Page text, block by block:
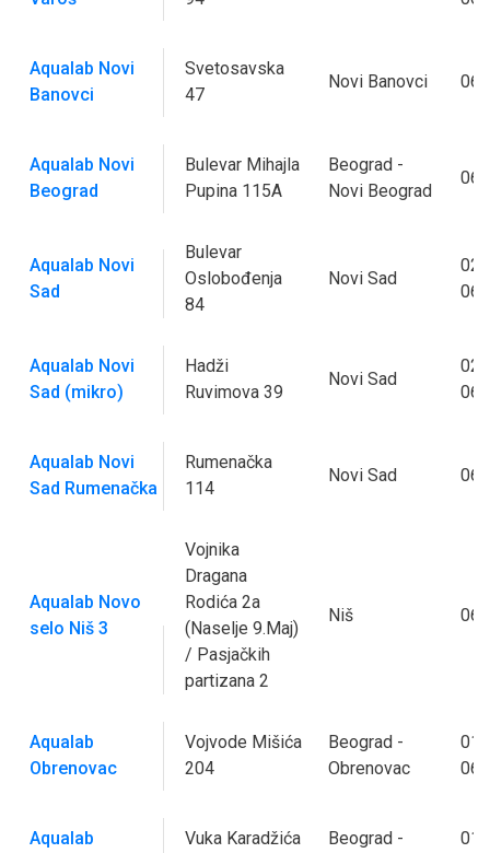
Aqualab Novi
Banovci
Svetosavska
47
Novi Banovci
Aqualab Novi
Beograd
Bulevar Mihajla
Pupina 115A
Beograd -
Novi Beograd
Aqualab Novi
Sad
Bulevar
Oslobođenja
84
Novi Sad
Aqualab Novi
Sad (mikro)
Hadži
Ruvimova 39
Novi Sad
Aqualab Novi
Sad Rumenačka
Rumenačka
114
Novi Sad
Aqualab Novo
selo Niš 3
Vojnika
Dragana
Rodića 2a
(Naselje 9.Maj)
/ Pasjačkih
partizana 2
Niš
Aqualab
Obrenovac
Vojvode Mišića
204
Beograd -
Obrenovac
Aqualab
Vuka Karadžića
Beograd -